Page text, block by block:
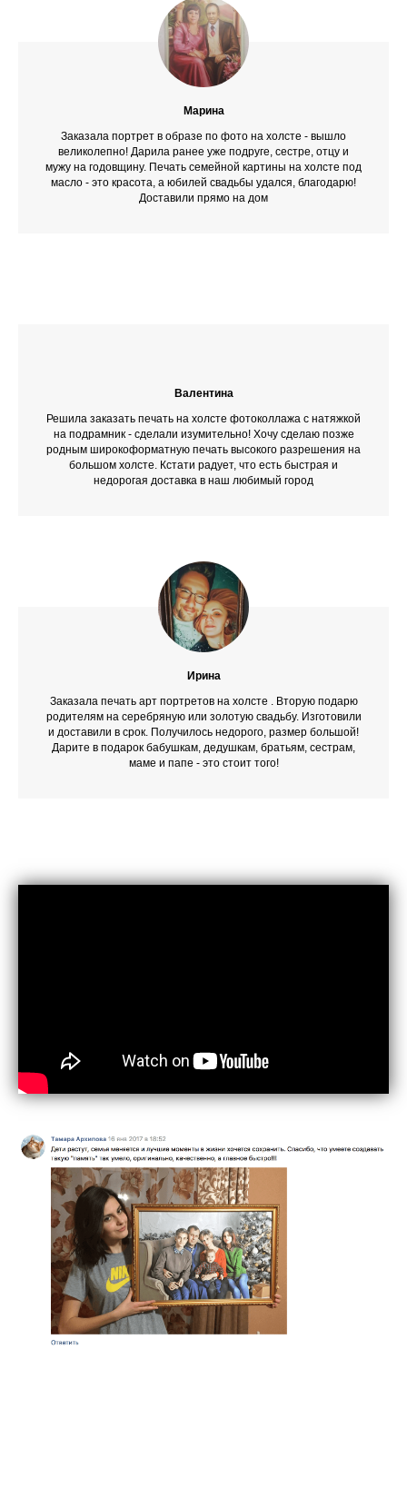
Марина
Заказала портрет в образе по фото на холсте - вышло
великолепно! Дарила ранее уже подруге, сестре, отцу и
мужу на годовщину. Печать семейной картины на холсте под
масло - это красота, а юбилей свадьбы удался, благодарю!
Доставили прямо на дом
Валентина
Решила заказать печать на холсте фотоколлажа с натяжкой
на подрамник - сделали изумительно! Хочу сделаю позже
родным широкоформатную печать высокого разрешения на
большом холсте. Кстати радует, что есть быстрая и
недорогая доставка в наш любимый город
Ирина
Заказала печать арт портретов на холсте . Вторую подарю
родителям на серебряную или золотую свадьбу. Изготовили
и доставили в срок. Получилось недорого, размер большой!
Дарите в подарок бабушкам, дедушкам, братьям, сестрам,
маме и папе - это стоит того!